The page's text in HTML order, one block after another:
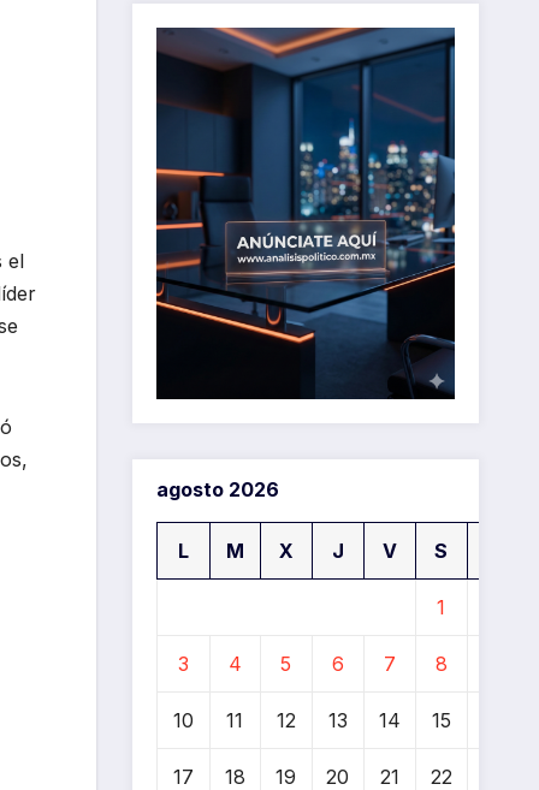
el
agosto 2026
L M X J V S
1
3 4 5 6 7 8
10 11 12 13 14 15
17 18 19 20 21 22